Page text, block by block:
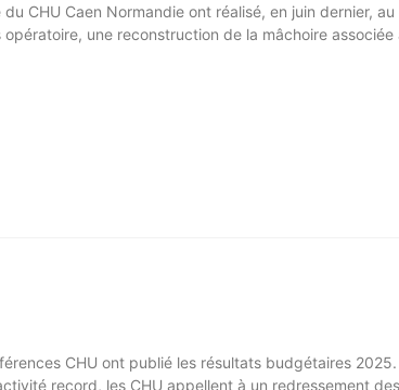
CHU Caen Normandie ont réalisé, en juin dernier, au
une reconstruction de la mâchoire associée
CHU ont publié les résultats budgétaires
record, les CHU appellent à un redressement